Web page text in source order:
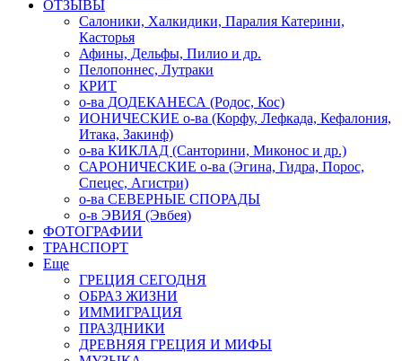
ОТЗЫВЫ
Салоники, Халкидики, Паралия Катерини,
Касторья
Афины, Дельфы, Пилио и др.
Пелопоннес, Лутраки
КРИТ
о-ва ДОДЕКАНЕСА (Родос, Кос)
ИОНИЧЕСКИЕ о-ва (Корфу, Лефкада, Кефалония,
Итака, Закинф)
о-ва КИКЛАД (Санторини, Миконос и др.)
САРОНИЧЕСКИЕ о-ва (Эгина, Гидра, Порос,
Спецес, Агистри)
о-ва СЕВЕРНЫЕ СПОРАДЫ
о-в ЭВИЯ (Эвбея)
ФОТОГРАФИИ
ТРАНСПОРТ
Еще
ГРЕЦИЯ СЕГОДНЯ
ОБРАЗ ЖИЗНИ
ИММИГРАЦИЯ
ПРАЗДНИКИ
ДРЕВНЯЯ ГРЕЦИЯ И МИФЫ